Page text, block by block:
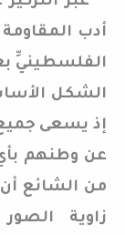
أدب المقاومة
الفلسطينيِّ
الشكل
إذ يسعى جميع
عن وطنهم
من الشائع
زاوية